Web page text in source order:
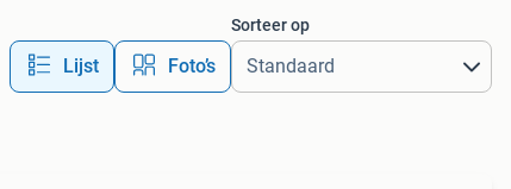
Lijst Foto’s
Sorteer op